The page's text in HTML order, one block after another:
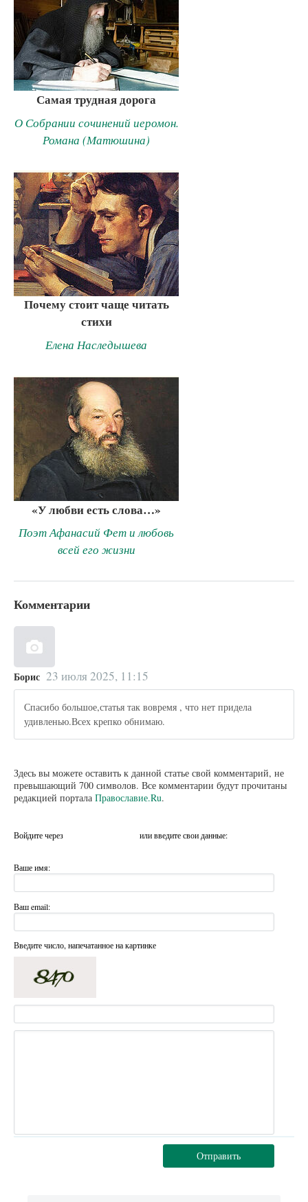
Самая трудная дорога
О Собрании сочинений иеромон.
Романа (Матюшина)
Почему стоит чаще читать
стихи
Елена Наследышева
«У любви есть слова…»
Поэт Афанасий Фет и любовь
всей его жизни
Комментарии
Борис 23 июля 2025, 11:15
Спасибо большое,статья так вовремя , что нет придела
удивленью.Всех крепко обнимаю.
Здесь вы можете оставить к данной статье свой комментарий, не
превышающий 700 символов. Все комментарии будут прочитаны
редакцией портала Православие.Ru.
Войдите через или введите свои данные:
Ваше имя:
Ваш email:
Введите число, напечатанное на картинке
Отправить